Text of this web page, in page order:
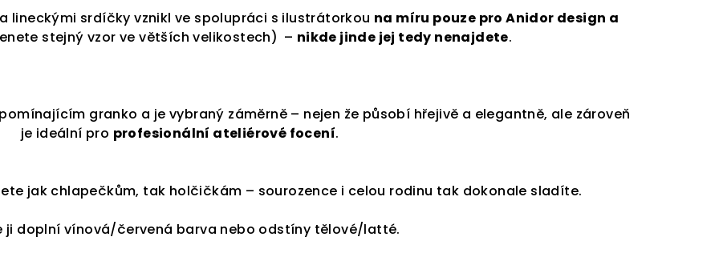
lineckými srdíčky vznikl ve spolupráci s ilustrátorkou na míru pouze pro Anidor design a
stejný vzor ve větších velikostech) – nikde jinde jej tedy nenajdete.
granko a je vybraný záměrně – nejen že působí hřejivě a elegantně, ale zároveň
je ideální pro profesionální ateliérové focení.
jak chlapečkům, tak holčičkám – sourozence i celou rodinu tak dokonale sladíte.
ji doplní vínová/červená barva nebo odstíny tělové/latté.